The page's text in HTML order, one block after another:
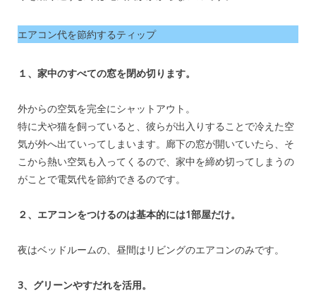
エアコン代を節約するティップ
１、家中のすべての窓を閉め切ります。
外からの空気を完全にシャットアウト。
特に犬や猫を飼っていると、彼らが出入りすることで冷えた空
気が外へ出ていってしまいます。廊下の窓が開いていたら、そ
こから熱い空気も入ってくるので、家中を締め切ってしまうの
がことで電気代を節約できるのです。
２、エアコンをつけるのは基本的には1部屋だけ。
夜はベッドルームの、昼間はリビングのエアコンのみです。
3、グリーンやすだれを活用。